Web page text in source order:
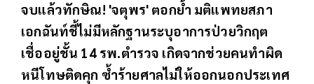
จบแล้วทักษิณ! 'จตุพร' ตอกย้ำ มติแพทยสภา
เอกฉันท์ชี้ไม่มีหลักฐานระบุอาการป่วยวิกฤต
เชื่ออยู่ชั้น 14 รพ.ตำรวจ เกิดจากช่วยคนทำผิด
หนีโทษติดคุก ซ้ำร้ายศาลไม่ให้ออกนอกประเทศ